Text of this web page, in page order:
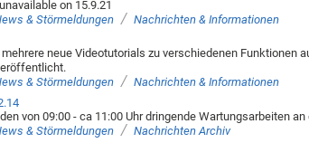
on 15.9.21
& Störmeldungen / Nachrichten & Informationen
neue Videotutorials zu verschiedenen Funktionen
& Störmeldungen / Nachrichten & Informationen
von 09:00 - ca 11:00 Uhr dringende Wartungsarbeiten
& Störmeldungen / Nachrichten Archiv